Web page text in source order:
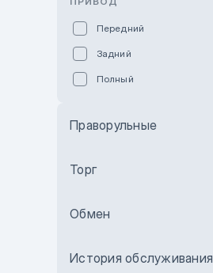
Бежевый
Комбинированный
Передний
Задний
Полный
Праворульные
Торг
Обмен
История обслуживания